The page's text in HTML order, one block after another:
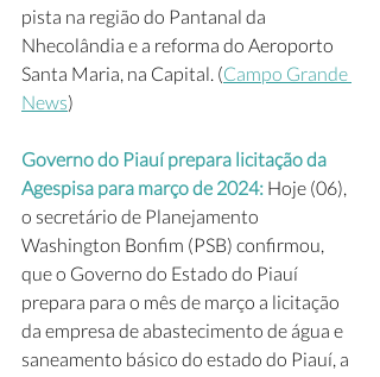
pista na região do Pantanal da
Nhecolândia e a reforma do Aeroporto
Santa Maria, na Capital. (Campo Grande
News)
Governo do Piauí prepara licitação da
Agespisa para março de 2024: Hoje (06),
o secretário de Planejamento
Washington Bonfim (PSB) confirmou,
que o Governo do Estado do Piauí
prepara para o mês de março a licitação
da empresa de abastecimento de água e
saneamento básico do estado do Piauí, a